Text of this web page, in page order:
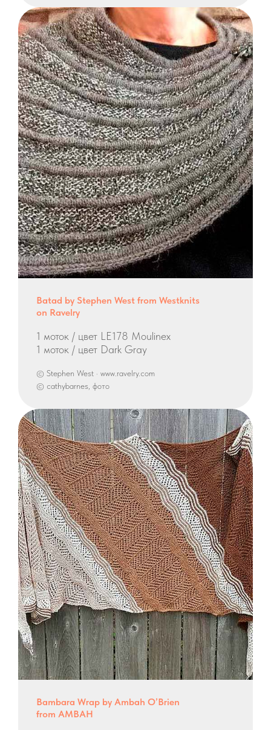
Batad by Stephen West from Westknits
on Ravelry
1 моток / цвет LE178 Moulinex
1 моток / цвет Dark Gray
© Stephen West · www.ravelry.com
© cathybarnes, фото
Bambara Wrap by Ambah O’Brien
from AMBAH